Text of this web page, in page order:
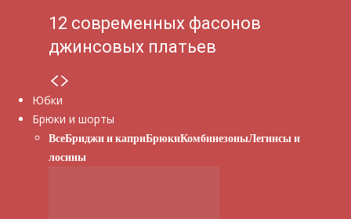
12 современных фасонов
джинсовых платьев
Юбки
Брюки и шорты
ВсеБриджи и каприБрюкиКомбинезоныЛегинсы и
лосины